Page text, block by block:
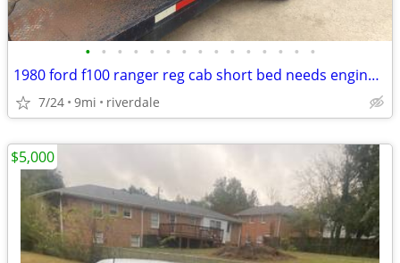
• • • • • • • • • • • • • • •
1980 ford f100 ranger reg cab short bed needs engine&trans 50&restored
7/24 9mi riverdale
$5,000